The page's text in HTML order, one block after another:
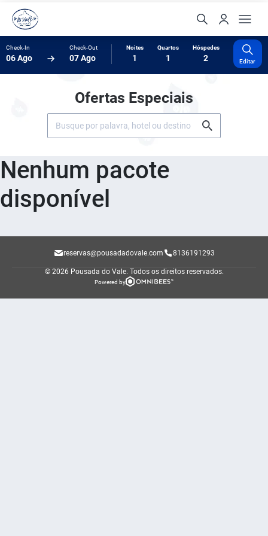
Check-In
06 Ago
Check-Out
07 Ago
Noites
1
Quartos
1
Hóspedes
2 Editar
Ofertas Especiais
Nenhum pacote
disponível
reservas@pousadadovale.com 8136191293
© 2026 Pousada do Vale. Todos os direitos reservados.
Powered by